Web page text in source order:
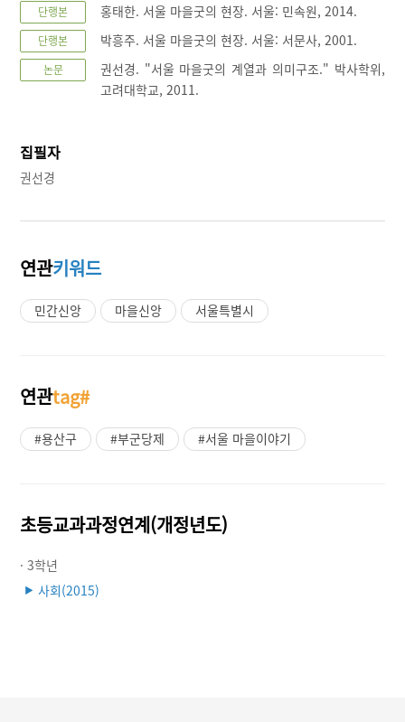
단행본 홍태한. 서울 마을굿의 현장. 서울: 민속원, 2014.
단행본 박흥주. 서울 마을굿의 현장. 서울: 서문사, 2001.
논문
권선경. "서울 마을굿의 계열과 의미구조." 박사학위,
고려대학교, 2011.
집필자
권선경
연관키워드
민간신앙 마을신앙 서울특별시
연관tag#
#용산구 #부군당제 #서울 마을이야기
초등교과과정연계(개정년도)
· 3학년
▶ 사회(2015)